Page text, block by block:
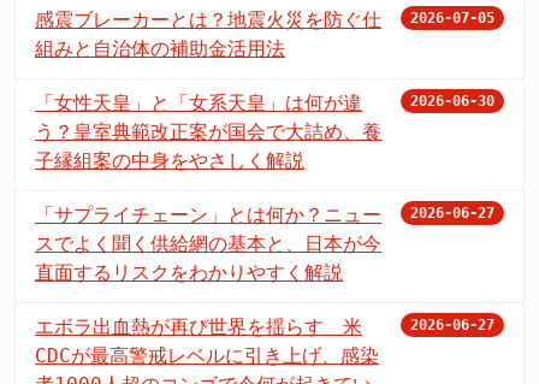
感震ブレーカーとは？地震火災を防ぐ仕
組みと自治体の補助金活用法
2026-07-05
「女性天皇」と「女系天皇」は何が違
う？皇室典範改正案が国会で大詰め、養
子縁組案の中身をやさしく解説
2026-06-30
「サプライチェーン」とは何か？ニュー
スでよく聞く供給網の基本と、日本が今
直面するリスクをわかりやすく解説
2026-06-27
エボラ出血熱が再び世界を揺らす 米
CDCが最高警戒レベルに引き上げ、感染
2026-06-27